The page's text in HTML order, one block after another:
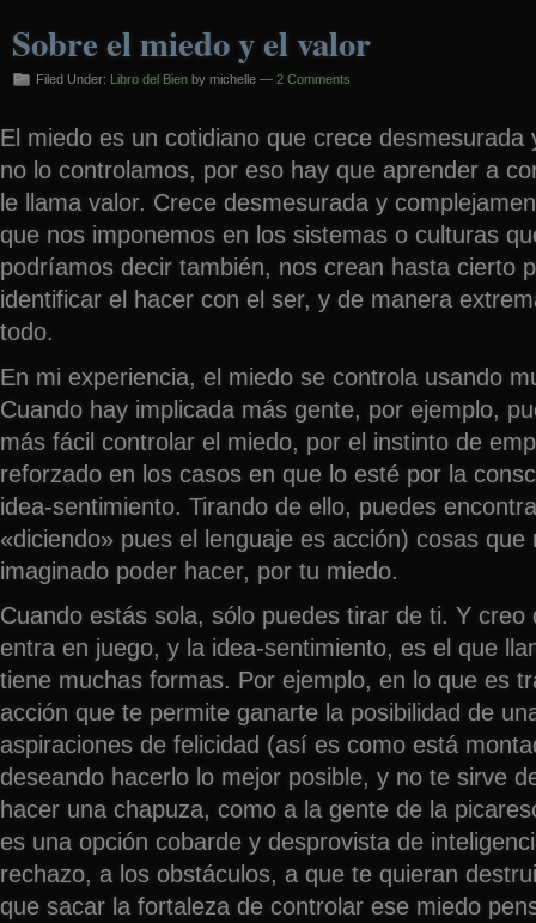
Sobre el miedo y el valor
Filed Under: Libro del Bien by michelle — 2 Comments
El miedo es un cotidiano que crece desmesurada
no lo controlamos, por eso hay que aprender a
le llama valor. Crece desmesurada y
que nos imponemos en los sistemas o culturas
podríamos decir también, nos crean hasta cierto
identificar el hacer con el ser, y de manera
todo.
En mi experiencia, el miedo se controla usando
Cuando hay implicada más gente, por ejemplo,
más fácil controlar el miedo, por el instinto de
reforzado en los casos en que lo esté por la
idea-sentimiento. Tirando de ello, puedes
«diciendo» pues el lenguaje es acción) cosas que
imaginado poder hacer, por tu miedo.
Cuando estás sola, sólo puedes tirar de ti. Y creo
entra en juego, y la idea-sentimiento, es el que
tiene muchas formas. Por ejemplo, en lo que es
acción que te permite ganarte la posibilidad de
aspiraciones de felicidad (así es como está
deseando hacerlo lo mejor posible, y no te sirve
hacer una chapuza, como a la gente de la
es una opción cobarde y desprovista de
rechazo, a los obstáculos, a que te quieran
que sacar la fortaleza de controlar ese miedo